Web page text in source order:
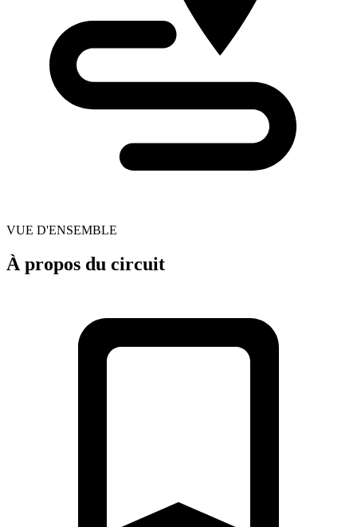
VUE D'ENSEMBLE
À propos du circuit